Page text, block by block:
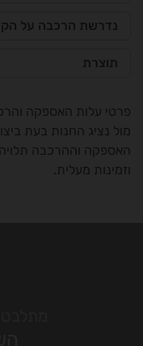
נדרשת הרכבה על
תוצרת
פרטי עלות האספקה
מול נציג החנות בעת
האספקה וההרכבה
וזמינות מעלית.